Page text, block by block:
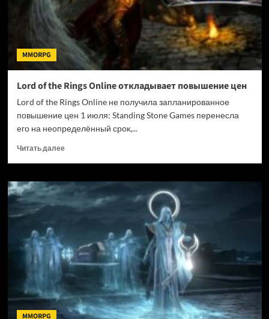
публикацией
нового
трейлера
MMORPG
Lord of the Rings Online откладывает повышение цен
Lord of the Rings Online не получила запланированное
повышение цен 1 июля: Standing Stone Games перенесла
его на неопределённый срок,...
Читать далееПрочитать
Lord
the
откладывает
повышение
цен
MMORPG